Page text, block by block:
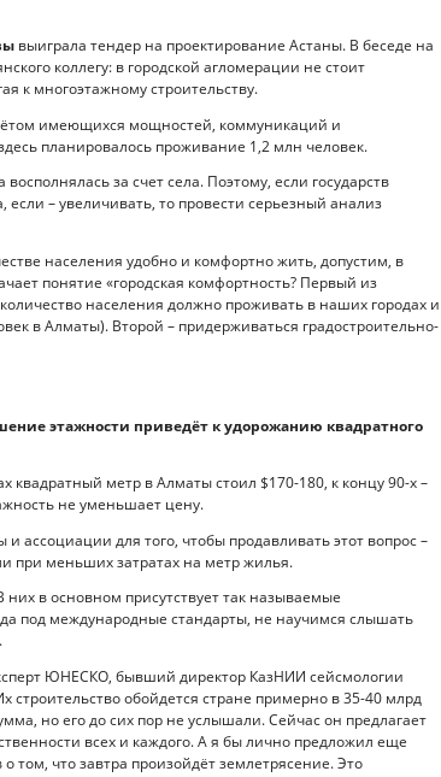
выиграла тендер на проектирование Астаны. В беседе на
коллегу: в городской агломерации не стоит
к многоэтажному строительству.
имеющихся мощностей, коммуникаций и
планировалось проживание 1,2 млн человек.
за счет села. Поэтому, если государств
– увеличивать, то провести серьезный анализ
населения удобно и комфортно жить, допустим, в
понятие «городская комфортность? Первый из
населения должно проживать в наших городах и
в Алматы). Второй – придерживаться градостроительно-
этажности приведёт к удорожанию квадратного
квадратный метр в Алматы стоил $170-180, к концу 90-х –
не уменьшает цену.
ассоциации для того, чтобы продавливать этот вопрос –
при меньших затратах на метр жилья.
них в основном присутствует так называемые
под международные стандарты, не научимся слышать
ЮНЕСКО, бывший директор КазНИИ сейсмологии
строительство обойдется стране примерно в 35-40 млрд
но его до сих пор не услышали. Сейчас он предлагает
всех и каждого. А я бы лично предложил еще
том, что завтра произойдёт землетрясение. Это